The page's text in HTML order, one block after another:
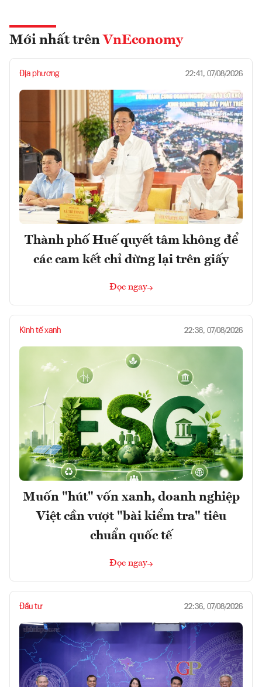
Mới nhất trên VnEconomy
Địa phương 22:41, 07/08/2026
Thành phố Huế quyết tâm không để
các cam kết chỉ dừng lại trên giấy
Đọc ngay
Kinh tế xanh 22:38, 07/08/2026
Muốn "hút" vốn xanh, doanh nghiệp
Việt cần vượt "bài kiểm tra" tiêu
chuẩn quốc tế
Đọc ngay
Đầu tư 22:36, 07/08/2026